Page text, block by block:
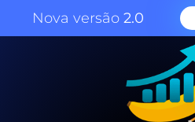
Nova versão 2.0